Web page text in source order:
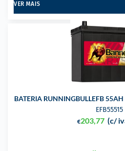
VER MAIS
BATERIA RUNNINGBULLEFB
EFB55515
€203,77 (c/